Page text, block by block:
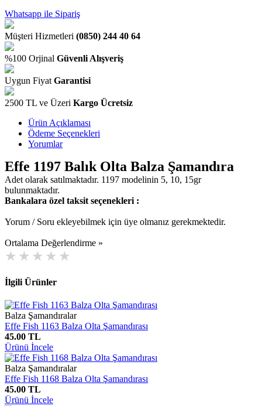
Whatsapp ile Sipariş
Müşteri Hizmetleri (0850) 244 40 64
%100 Orjinal Güvenli Alışveriş
Uygun Fiyat Garantisi
2500 TL ve Üzeri Kargo Ücretsiz
Ürün Açıklaması
Ödeme Seçenekleri
Yorumlar
Effe 1197 Balık Olta Balza Şamandıra
Adet olarak satılmaktadır. 1197 modelinin 5, 10, 15gr
bulunmaktadır.
Bankalara özel taksit seçenekleri :
Yorum / Soru ekleyebilmek için üye olmanız gerekmektedir.
Ortalama Değerlendirme »
İlgili Ürünler
Balza Şamandıralar
Effe Fish 1163 Balza Olta Şamandırası
45.00 TL
Ürünü İncele
Balza Şamandıralar
Effe Fish 1168 Balza Olta Şamandırası
45.00 TL
Ürünü İncele